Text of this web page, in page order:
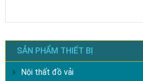
SẢN PHẨM THIẾT BỊ
Nội thất đồ vải